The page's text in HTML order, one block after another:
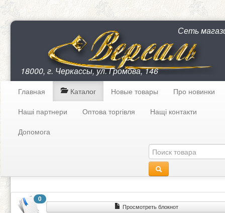
Сеть
18000, г. Черкассы, ул. Громова, 146
Главная Каталог Новые товары
Про новинки
Наші партнери
Оптова торгівля
Нащі контакти
Допомога
0
Просмотреть блокнот